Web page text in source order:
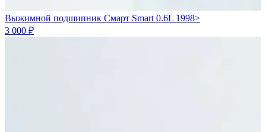
Выжимной подшипник Смарт Smart 0.6L 1998>
3 000 ₽